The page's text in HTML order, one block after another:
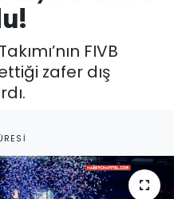
FIVB
zafer dış